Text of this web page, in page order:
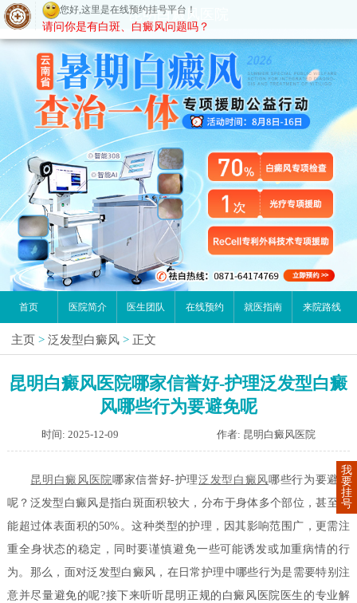
昆明白癜风医院
首页 医院简介 医生团队 在线预约 就医指南 来院路线
主页 > 泛发型白癜风 > 正文
昆明白癜风医院哪家信誉好-护理泛发型白癜
风哪些行为要避免呢
时间: 2025-12-09 作者: 昆明白癜风医院
昆明白癜风医院哪家信誉好-护理泛发型白癜风哪些行为要避免
呢？泛发型白癜风是指白斑面积较大，分布于身体多个部位，甚至可
能超过体表面积的50%。这种类型的护理，因其影响范围广，更需注
重全身状态的稳定，同时要谨慎避免一些可能诱发或加重病情的行
为。那么，面对泛发型白癜风，在日常护理中哪些行为是需要特别注
意并尽量避免的呢?接下来听听昆明正规的白癜风医院医生的专业解
我
要
挂
号